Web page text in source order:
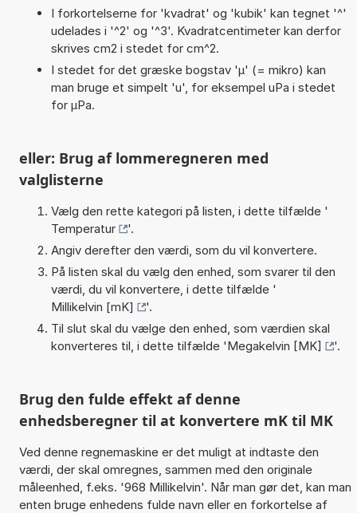
I forkortelserne for 'kvadrat' og 'kubik' kan tegnet '^'
udelades i '^2' og '^3'. Kvadratcentimeter kan derfor
skrives cm2 i stedet for cm^2.
I stedet for det græske bogstav 'µ' (= mikro) kan
man bruge et simpelt 'u', for eksempel uPa i stedet
for µPa.
eller: Brug af lommeregneren med
valglisterne
Vælg den rette kategori på listen, i dette tilfælde '
Temperatur
'.
Angiv derefter den værdi, som du vil konvertere.
På listen skal du vælg den enhed, som svarer til den
værdi, du vil konvertere, i dette tilfælde '
Millikelvin [mK]
'.
Til slut skal du vælge den enhed, som værdien skal
konverteres til, i dette tilfælde 'Megakelvin [MK] '.
Brug den fulde effekt af denne
enhedsberegner til at konvertere mK til MK
Ved denne regnemaskine er det muligt at indtaste den
værdi, der skal omregnes, sammen med den originale
måleenhed, f.eks. '968 Millikelvin'. Når man gør det, kan man
enten bruge enhedens fulde navn eller en forkortelse af